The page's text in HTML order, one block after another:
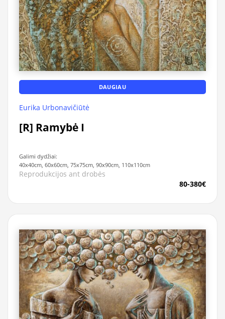
DAUGIAU
Eurika Urbonavičiūtė
[R] Ramybė I
Galimi dydžiai:
40x40cm, 60x60cm, 75x75cm, 90x90cm, 110x110cm
Reprodukcijos ant drobės
80-380€